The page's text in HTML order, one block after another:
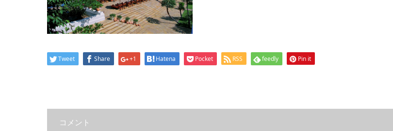
Tweet Share +1 Hatena Pocket RSS feedly Pin it
コメント